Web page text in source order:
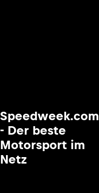
Speedweek.com
- Der beste
Motorsport im
Netz